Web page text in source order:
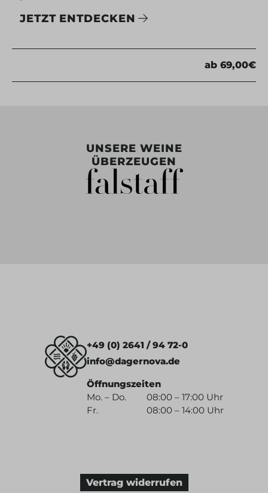
JETZT ENTDECKEN
ab 69,00€
UNSERE WEINE
ÜBERZEUGEN
+49 (0) 2641 / 94 72-0
info@dagernova.de
Öffnungszeiten
Mo. – Do.
08:00 – 17:00 Uhr
Fr.
08:00 – 14:00 Uhr
Vertrag widerrufen